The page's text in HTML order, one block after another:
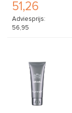
51,26
Adviesprijs:
56,95